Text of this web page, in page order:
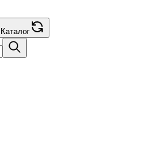
Каталог